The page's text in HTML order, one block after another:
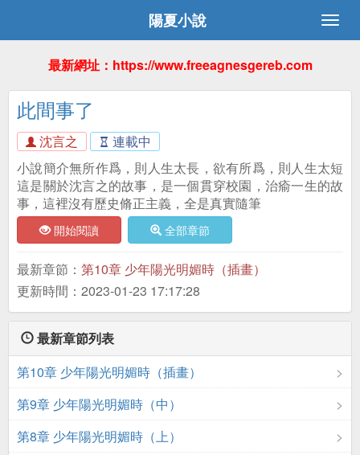
陽夏小說
最新網址：https://www.freeagnesgereb.com
此間事了
沈言之
連載中
小說簡介無所作爲，則人生太長，欲有所爲，則人生太短
這是關於沈言之的故事，是一個貫穿校園，治瘉一生的故
事，這裡沒有歷史脩正主義，全是真實隨筆
開始閱讀 全部章節
最新章節： 第10章 少年陽光明媚時（插畫）
更新時間：2023-01-23 17:17:28
最新章節列表
第10章 少年陽光明媚時（插畫）
第9章 少年陽光明媚時（中）
第8章 少年陽光明媚時（上）